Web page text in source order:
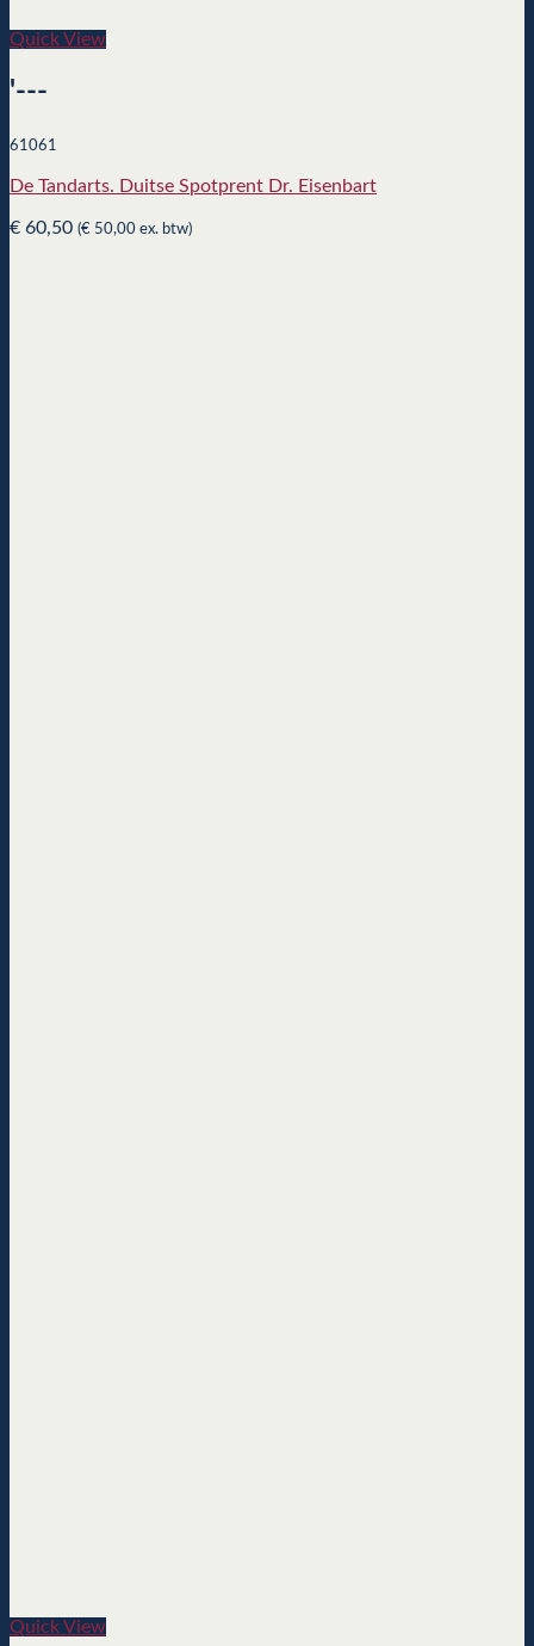
Quick View
'---
61061
De Tandarts. Duitse Spotprent Dr. Eisenbart
€ 60,50 (€ 50,00 ex. btw)
Quick View